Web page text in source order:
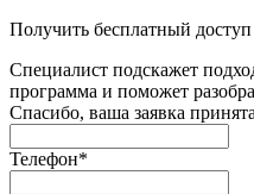
Получить бесплатный
Специалист подскажет
программа и поможет
Спасибо, ваша заявка
Телефон*